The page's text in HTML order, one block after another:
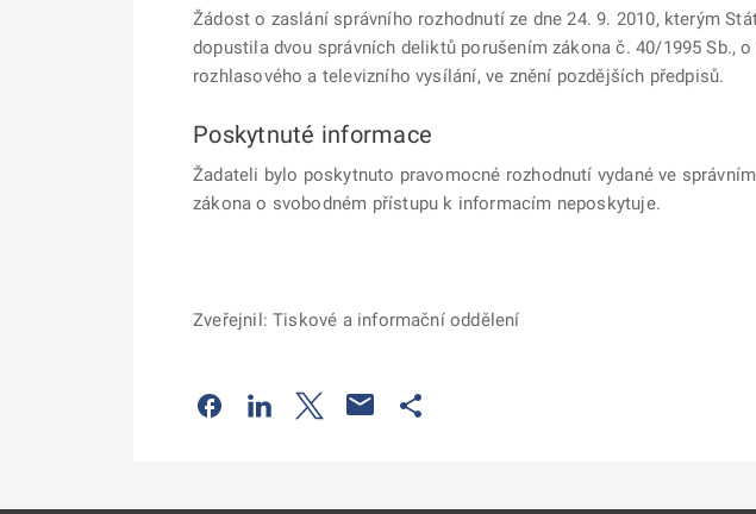
Žádosto zaslání správního rozhodnutí ze dne 24. 9. 2010, kterým
dopustila dvou správních deliktů porušením zákona č. 40/1995 Sb.,
rozhlasového a televizního vysílání, ve znění pozdějších předpisů.
Poskytnuté informace
Žadateli bylo poskytnuto pravomocné rozhodnutí vydané ve
zákona o svobodném přístupu k informacím neposkytuje.
Zveřejnil: Tiskové a informační oddělení
Odkaz se otevře na nové kartě
Odkaz se otevře na nové kartě
Odkaz se otevře na nové kartě